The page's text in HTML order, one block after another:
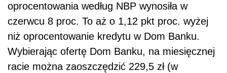
oprocentowania według NBP wynosiła w
czerwcu 8 proc. To aż o 1,12 pkt proc. wyżej
niż oprocentowanie kredytu w Dom Banku.
Wybierając ofertę Dom Banku, na miesięcznej
racie można zaoszczędzić 229,5 zł (w